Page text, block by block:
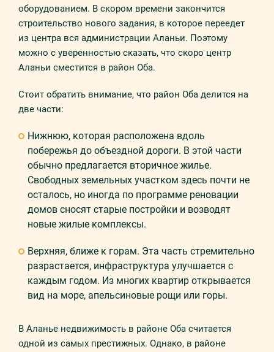
оборудованием. В скором времени закончится
строительство нового задания, в которое переедет
из центра вся администрации Аланьи. Поэтому
можно с уверенностью сказать, что скоро центр
Аланьи сместится в район Оба.
Стоит обратить внимание, что район Оба делится на
две части:
Нижнюю, которая расположена вдоль
побережья до объездной дороги. В этой части
обычно предлагается вторичное жилье.
Свободных земельных участком здесь почти не
осталось, но иногда по программе реновации
домов сносят старые постройки и возводят
новые жилые комплексы.
Верхняя, ближе к горам. Эта часть стремительно
разрастается, инфраструктура улучшается с
каждым годом. Из многих квартир открывается
вид на море, апельсиновые рощи или горы.
В Аланье недвижимость в районе Оба считается
одной из самых престижных. Однако, в районе